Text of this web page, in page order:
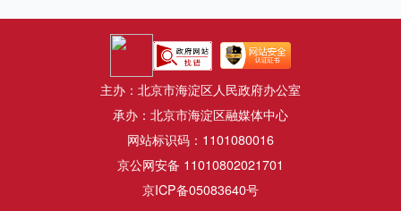
主办：北京市海淀区人民政府办公室
承办：北京市海淀区融媒体中心
网站标识码：1101080016
京公网安备 11010802021701
京ICP备05083640号